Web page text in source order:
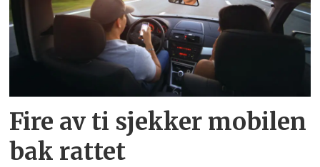
Fire av ti sjekker mobilen
bak rattet